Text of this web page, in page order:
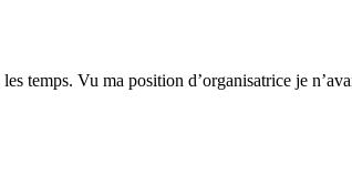
temps. Vu ma position d’organisatrice je